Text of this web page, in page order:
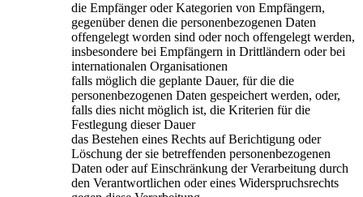
die Empfänger oder Kategorien von Empfängern,
gegenüber denen die personenbezogenen Daten
offengelegt worden sind oder noch offengelegt werden,
insbesondere bei Empfängern in Drittländern oder bei
internationalen Organisationen
falls möglich die geplante Dauer, für die die
personenbezogenen Daten gespeichert werden, oder,
falls dies nicht möglich ist, die Kriterien für die
Festlegung dieser Dauer
das Bestehen eines Rechts auf Berichtigung oder
Löschung der sie betreffenden personenbezogenen
Daten oder auf Einschränkung der Verarbeitung durch
den Verantwortlichen oder eines Widerspruchsrechts